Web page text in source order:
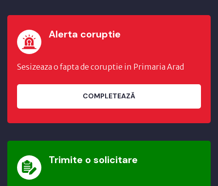
Alerta coruptie
Sesizeaza o fapta de coruptie in Primaria Arad
COMPLETEAZĂ
Trimite o solicitare